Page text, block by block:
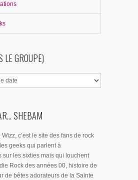
LE GROUPE)
SHEBAM
c’est le site des fans de rock
geeks qui parlent à
sur les sixties mais qui louchent
Rock des années 00, histoire de
de bêtes adorateurs de la Sainte